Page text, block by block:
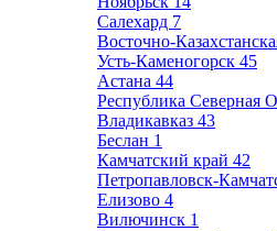
Салехард 7
Восточно-
Усть-Каменогорск 45
Астана 44
Республика Северная
Владикавказ 43
Беслан 1
Камчатский край 42
Петропавловск-
Елизово 4
Вилючинск 1